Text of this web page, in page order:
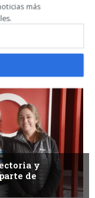
y
de
más